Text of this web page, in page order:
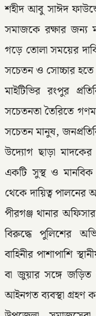
শহীদ আবু সাঈদ
সমাজকে রক্ষার জন্য
গড়ে তোলা সময়ের
সচেতন ও সোচ্চার হতে
মাইটিভির রংপুর
সচেতনতা তৈরিতে
সচেতন মানুষ,
উদ্যোগ ছাড়া
একটি সুস্থ ও
থেকে দায়িত্ব পালনের
পীরগঞ্জ থানার
বিরুদ্ধে পুলিশের
বাহিনীর পাশাপাশি
বা জুয়ার সঙ্গে
আইনগত ব্যবস্থা গ্রহণ